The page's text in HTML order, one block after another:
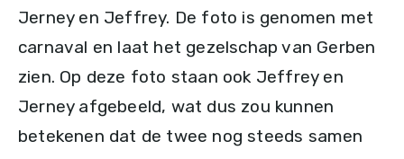
Jerney en Jeffrey. De foto is genomen met
carnaval en laat het gezelschap van Gerben
zien. Op deze foto staan ook Jeffrey en
Jerney afgebeeld, wat dus zou kunnen
betekenen dat de twee nog steeds samen